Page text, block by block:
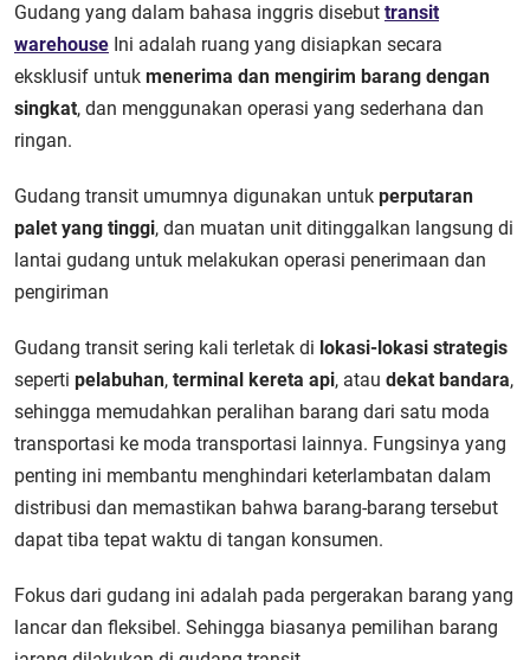
Gudang yang dalam bahasa inggris disebut transit
warehouse Ini adalah ruang yang disiapkan secara
eksklusif untuk menerima dan mengirim barang dengan
singkat, dan menggunakan operasi yang sederhana dan
ringan.
Gudang transit umumnya digunakan untuk perputaran
palet yang tinggi, dan muatan unit ditinggalkan langsung di
lantai gudang untuk melakukan operasi penerimaan dan
pengiriman
Gudang transit sering kali terletak di lokasi-lokasi strategis
seperti pelabuhan, terminal kereta api, atau dekat bandara,
sehingga memudahkan peralihan barang dari satu moda
transportasi ke moda transportasi lainnya. Fungsinya yang
penting ini membantu menghindari keterlambatan dalam
distribusi dan memastikan bahwa barang-barang tersebut
dapat tiba tepat waktu di tangan konsumen.
Fokus dari gudang ini adalah pada pergerakan barang yang
lancar dan fleksibel. Sehingga biasanya pemilihan barang